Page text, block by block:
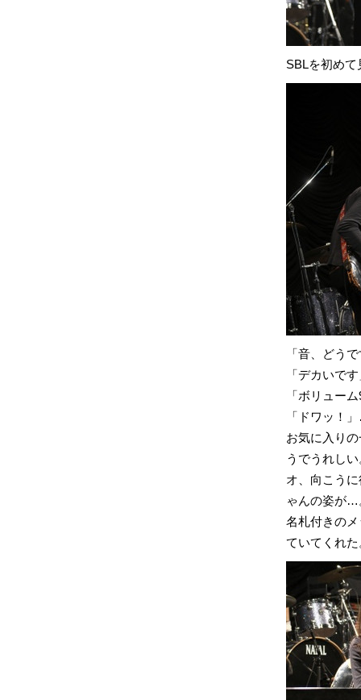
SBLを初め
「音、どう
「デカいで
「ボリュー
「ドワッ！
お気に入り
うでうれし
オ、向こう
ゃんの姿が…
名札付きの
ていてくれた